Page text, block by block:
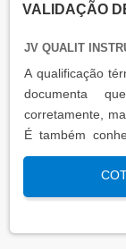
VALIDAÇÃO
JV QUALIT
A qualificação
documenta
corretamente,
É também
qualificação
qualidade e
precisam de
produtos, como